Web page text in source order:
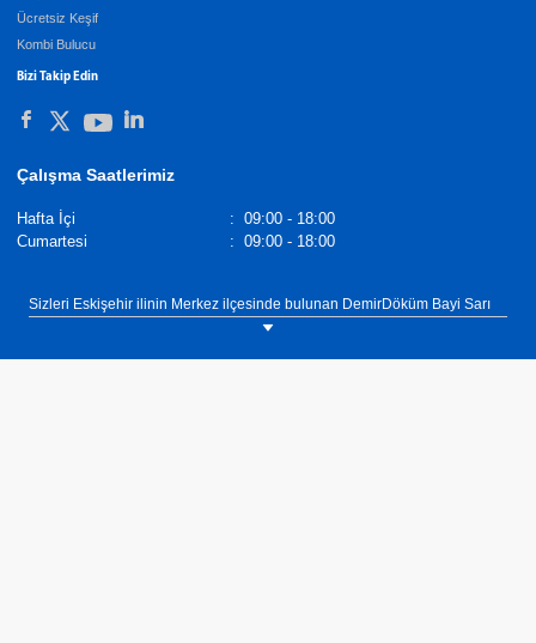
Ücretsiz Keşif
Kombi Bulucu
Bizi Takip Edin
Çalışma Saatlerimiz
Hafta İçi : 09:00 - 18:00
Cumartesi
: 09:00 - 18:00
Sizleri Eskişehir ilinin Merkez ilçesinde bulunan DemirDöküm Bayi Sarı
Tez Doğalgaz showroomumuza bekliyoruz. Tel: 0(222) 322 80 58.